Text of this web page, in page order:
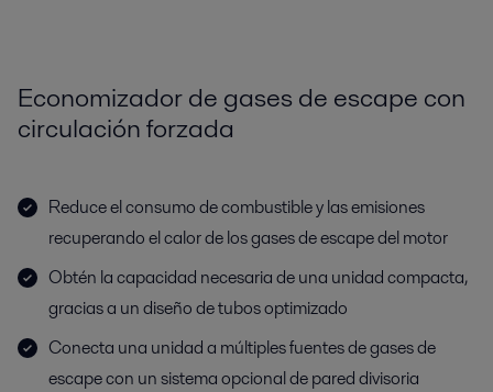
Economizador de gases de escape con
circulación forzada
Reduce el consumo de combustible y las emisiones
recuperando el calor de los gases de escape del motor
Obtén la capacidad necesaria de una unidad compacta,
gracias a un diseño de tubos optimizado
Conecta una unidad a múltiples fuentes de gases de
escape con un sistema opcional de pared divisoria